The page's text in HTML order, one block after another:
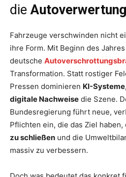
die Autoverwertung
Fahrzeuge verschwinden nicht
ihre Form. Mit Beginn des
deutsche
Transformation. Statt rostiger
Pressen dominieren KI-
digitale Nachweise die Szene.
Bundesregierung führt neue,
Pflichten ein, die das Ziel haben,
zu schließen und die
massiv zu verbessern.